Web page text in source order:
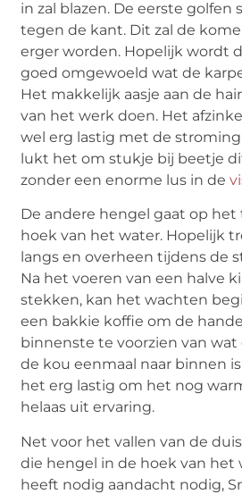
in zal blazen. De eerste golfen
tegen de kant. Dit zal de
erger worden. Hopelijk wordt
goed omgewoeld wat de
Het makkelijk aasje aan de
van het werk doen. Het
wel erg lastig met de
lukt het om stukje bij beetje
zonder een enorme lus in de
De andere hengel gaat op
hoek van het water. Hopelijk
langs en overheen tijdens de
Na het voeren van een halve
stekken, kan het wachten
een bakkie koffie om de
binnenste te voorzien van wat
de kou eenmaal naar binnen
het erg lastig om het nog
helaas uit ervaring.
Net voor het vallen van de
die hengel in de hoek van het
heeft nodig aandacht nodig,